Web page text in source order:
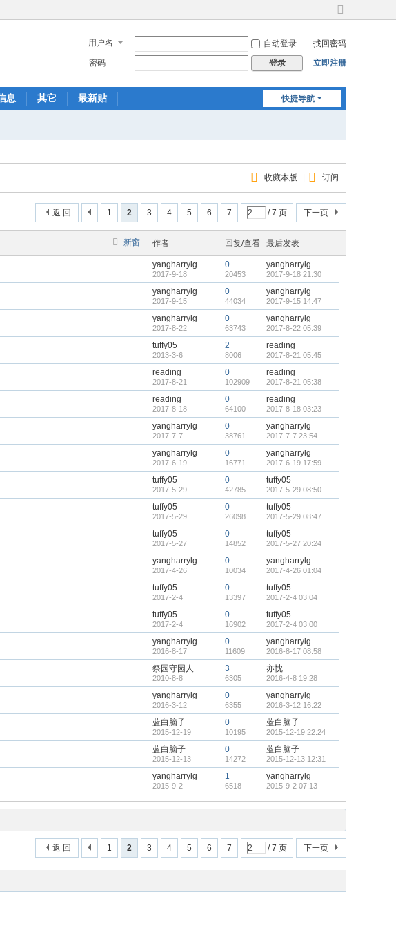
切
到
宽
用户名 自动登录
找回密码
密码
登录 立即注册
快捷导航
息 其它 最新贴
收藏本版 订阅
1 2 3 4 5 6 7 / 7 页 下一页
返 回
新窗 作者 回复/查看 最后发表
yangharrylg
2017-9-18
0
20453
yangharrylg
2017-9-18 21:30
yangharrylg
2017-9-15
0
44034
yangharrylg
2017-9-15 14:47
yangharrylg
2017-8-22
0
63743
yangharrylg
2017-8-22 05:39
tuffy05
2013-3-6
2
8006
reading
2017-8-21 05:45
reading
2017-8-21
0
102909
reading
2017-8-21 05:38
reading
2017-8-18
0
64100
reading
2017-8-18 03:23
yangharrylg
2017-7-7
0
38761
yangharrylg
2017-7-7 23:54
yangharrylg
2017-6-19
0
16771
yangharrylg
2017-6-19 17:59
tuffy05
2017-5-29
0
42785
tuffy05
2017-5-29 08:50
tuffy05
2017-5-29
0
26098
tuffy05
2017-5-29 08:47
tuffy05
2017-5-27
0
14852
tuffy05
2017-5-27 20:24
yangharrylg
2017-4-26
0
10034
yangharrylg
2017-4-26 01:04
tuffy05
2017-2-4
0
13397
tuffy05
2017-2-4 03:04
tuffy05
2017-2-4
0
16902
tuffy05
2017-2-4 03:00
yangharrylg
2016-8-17
0
11609
yangharrylg
2016-8-17 08:58
祭园守园人
2010-8-8
3
6305
亦忱
2016-4-8 19:28
yangharrylg
2016-3-12
0
6355
yangharrylg
2016-3-12 16:22
蓝白脑子
2015-12-19
0
10195
蓝白脑子
2015-12-19 22:24
蓝白脑子
2015-12-13
0
14272
蓝白脑子
2015-12-13 12:31
yangharrylg
2015-9-2
1
6518
yangharrylg
2015-9-2 07:13
1 2 3 4 5 6 7 / 7 页 下一页
返 回